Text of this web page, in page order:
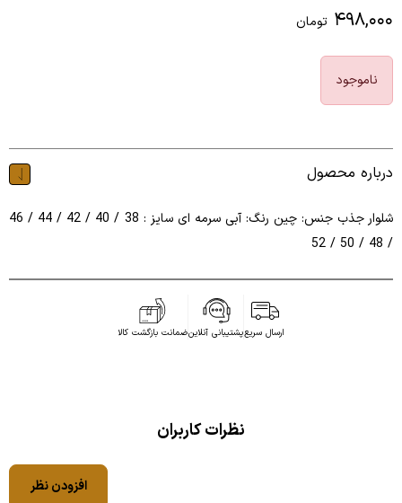
۴۹۸,۰۰۰ تومان
ناموجود
درباره محصول
شلوار جذب جنس: چین رنگ: آبی سرمه ای سایز : 38 / 40 / 42 / 44 / 46
/ 48 / 50 / 52
ارسال سریعپشتیبانی آنلاینضمانت بازگشت کالا
نظرات کاربران
افزودن نظر